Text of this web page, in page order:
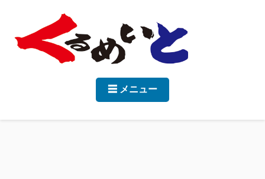
☰ メニュー